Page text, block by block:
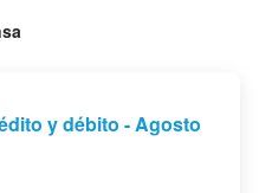
y débito - Agosto